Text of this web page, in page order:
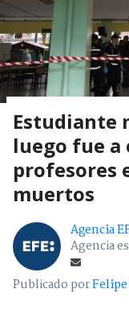
Estudiante
luego fue a
profesores
muertos
Agencia
Agencia
Publicado por